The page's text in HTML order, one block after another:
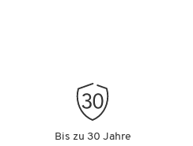
Bis zu 30 Jahre